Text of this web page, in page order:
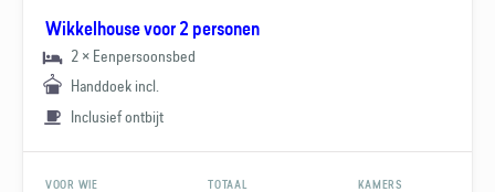
Wikkelhouse voor 2 personen
2 × Eenpersoonsbed
Handdoek incl.
Inclusief ontbijt
VOOR WIE TOTAAL KAMERS